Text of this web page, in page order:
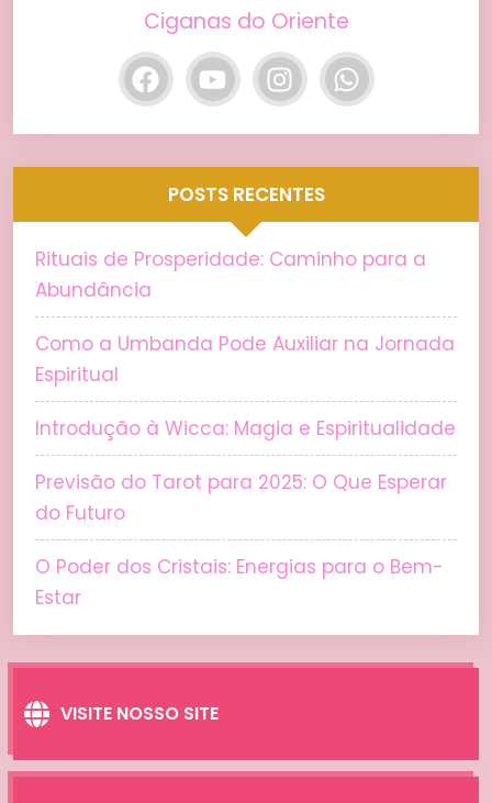
Ciganas do Oriente
POSTS RECENTES
Rituais de Prosperidade: Caminho para a
Abundância
Como a Umbanda Pode Auxiliar na Jornada
Espiritual
Introdução à Wicca: Magia e Espiritualidade
Previsão do Tarot para 2025: O Que Esperar
do Futuro
O Poder dos Cristais: Energias para o Bem-
Estar
VISITE NOSSO SITE